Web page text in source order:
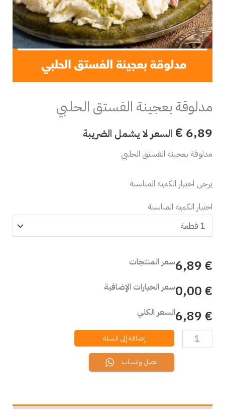
مدلوقة بعجينة الفستق الحلبي
€ 6,89 السعر لا يشمل الضريبة
مدلوقة بعجينة الفستق الحلبي
يرجى اختيار الكمية المناسبة
اختيار الكمية المناسبة
سعر المنتجات € 6,89
سعر الخيارات الإضافية € 0,00
السعر الكلي € 6,89
إضافة إلى السلة
اتصل واتساب